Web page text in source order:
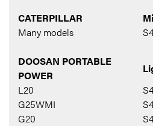
CATERPILLAR
Many models
DOOSAN PORTABLE
POWER
L20
G25WMI
G20